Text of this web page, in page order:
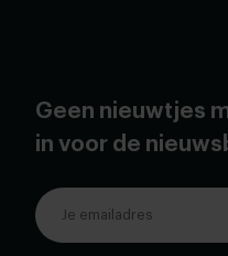
Geen nieuwtjes
in voor de